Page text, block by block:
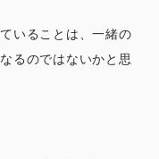
いることは、一緒の
るのではないかと思